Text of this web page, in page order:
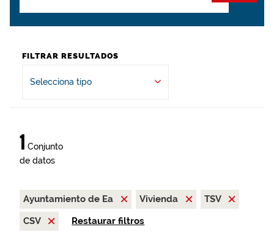
FILTRAR RESULTADOS
Selecciona tipo
1 Conjunto
de datos
Ayuntamiento de Ea Vivienda
TSV
CSV
Restaurar filtros